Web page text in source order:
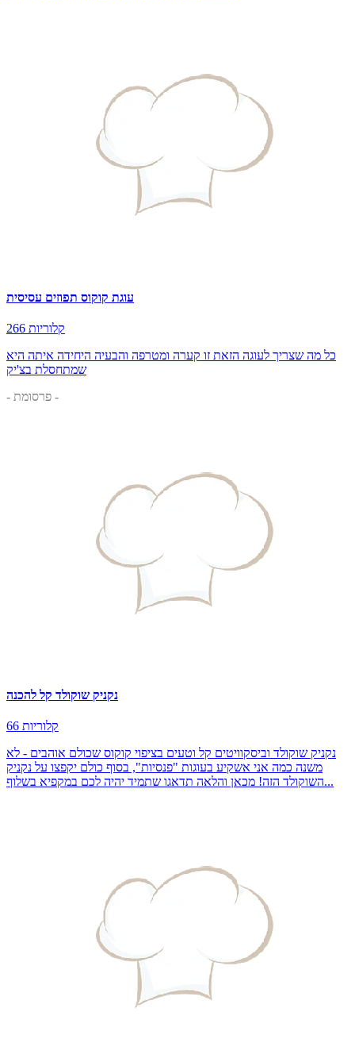
עוגת קוקוס תפוזים עסיסית
266 קלוריות
כל מה שצריך לעוגה הזאת זו קערה ומטרפה והבעיה היחידה איתה היא
שמתחסלת בצ'יק
- פרסומת -
נקניק שוקולד קל להכנה
66 קלוריות
נקניק שוקולד וביסקוויטים קל וטעים בציפוי קוקוס שכולם אוהבים - לא
משנה כמה אני אשקיע בעוגות "פנסיות", בסוף כולם יקפצו על נקניק
השוקולד הזה! מכאן והלאה תדאגו שתמיד יהיה לכם במקפיא בשלוף...